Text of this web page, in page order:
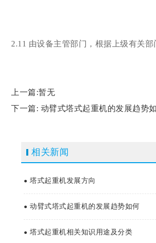
2.11 由设备主管部门，根据上级有关
上一篇:暂无
下一篇: 动臂式塔式起重机的发展趋势
相关新闻
● 塔式起重机发展方向
● 动臂式塔式起重机的发展趋势如何
● 塔式起重机相关知识用途及分类